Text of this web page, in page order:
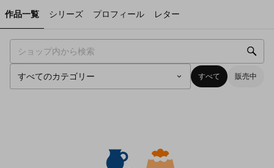
作品一覧 シリーズ プロフィール レター
すべて 販売中